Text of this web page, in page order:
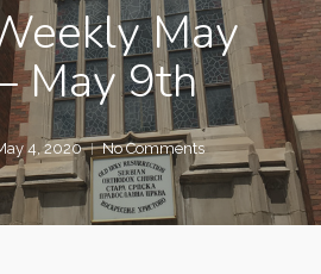
May
May 9th
4, 2020 No Comments